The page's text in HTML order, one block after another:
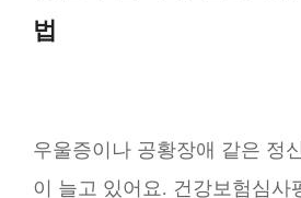
법
우울증이나 공황장애 같은 정
이 늘고 있어요. 건강보험심사